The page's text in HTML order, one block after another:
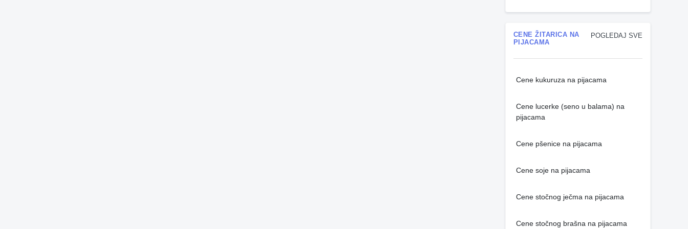
POGLEDAJ SVE
CENE ŽITARICA NA
PIJACAMA
Cene kukuruza na pijacama
Cene lucerke (seno u balama) na
pijacama
Cene pšenice na pijacama
Cene soje na pijacama
Cene stočnog ječma na pijacama
Cene stočnog brašna na pijacama